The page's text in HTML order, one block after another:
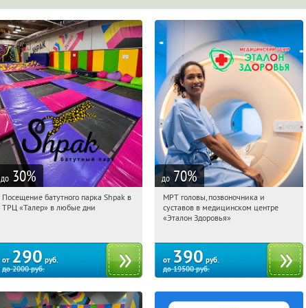
до 30%
14:56:22
Купи первым!
Посещение батутного парка Shpak в
ТРЦ «Талер» в любые дни
от 290 руб.
до2000руб.
до 70%
14:56:22 Купили:
Ростов-на-Дону, Красноармейская
МРТ головы, позвоночника и
суставов в медицинском центре
«Эталон Здоровья»
от 390 руб.
до19500руб.